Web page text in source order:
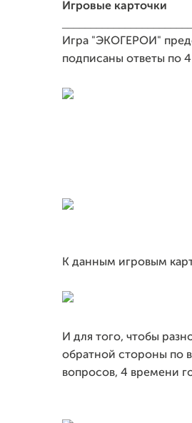
Игровые карточки
Игра "ЭКОГЕРОИ"
подписаны ответы по
К данным игровым
И для того, чтобы
обратной стороны по
вопросов, 4 времени